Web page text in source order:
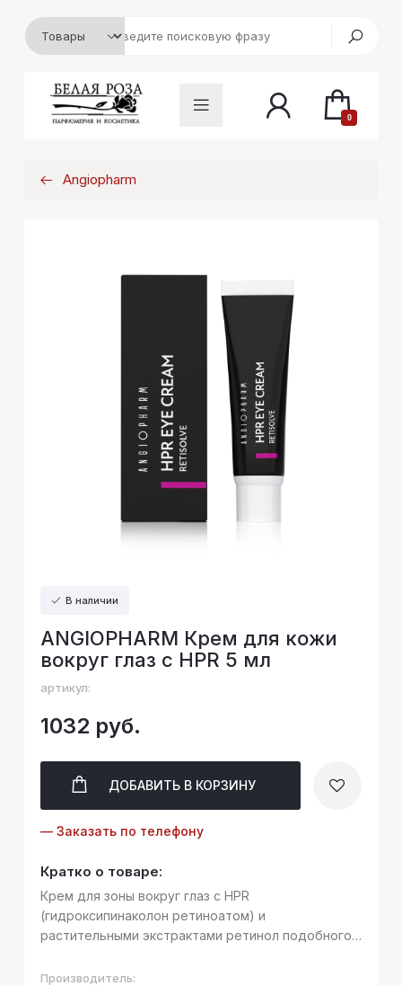
0
Angiopharm
В наличии
ANGIOPHARM Крем для кожи
вокруг глаз с HPR 5 мл
артикул:
1032 руб.
ДОБАВИТЬ В КОРЗИНУ
— Заказать по телефону
Кратко о товаре:
Крем для зоны вокруг глаз с HPR
(гидроксипинаколон ретиноатом) и
растительными экстрактами ретинол подобного
омолаживающее действие, стимулирует синтез
Производитель: